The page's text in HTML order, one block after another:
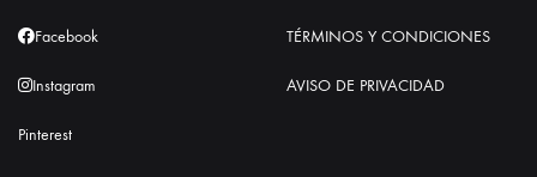
Facebook
Instagram
Pinterest
TÉRMINOS Y CONDICIONES
AVISO DE PRIVACIDAD